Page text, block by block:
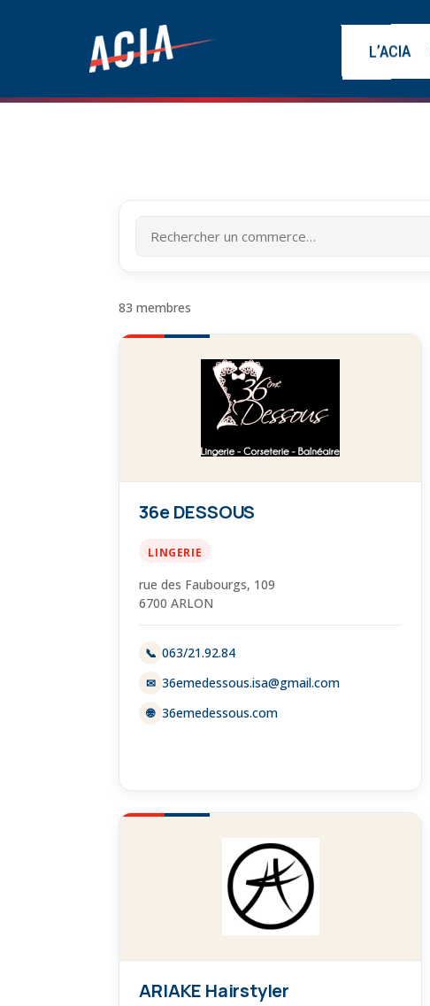
L’ACIA
83 membres
36e DESSOUS
LINGERIE
rue des Faubourgs, 109
6700 ARLON
📞 063/21.92.84
✉ 36emedessous.isa@gmail.com
🌐 36emedessous.com
ARIAKE Hairstyler